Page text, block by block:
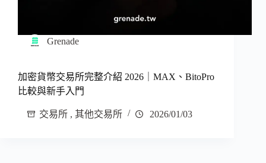
Grenade
加密貨幣交易所完整介紹 2026｜MAX、BitoPro
比較與新手入門
交易所 , 其他交易所 2026/01/03